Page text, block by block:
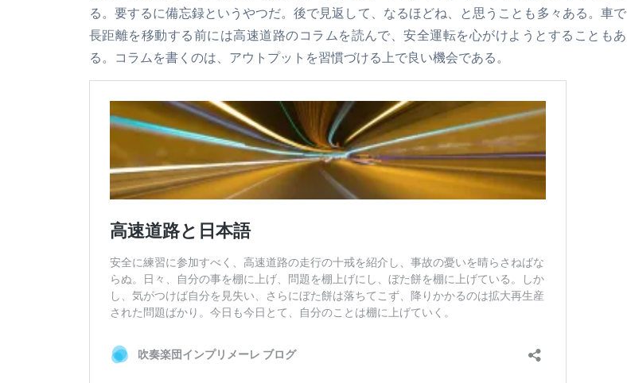
る。要するに備忘録というやつだ。後で見返して、なるほどね、と思うことも多々ある。車で
長距離を移動する前には高速道路のコラムを読んで、安全運転を心がけようとすることもあ
る。コラムを書くのは、アウトプットを習慣づける上で良い機会である。